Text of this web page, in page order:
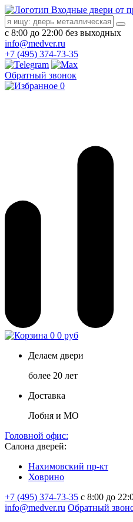
Входные двери от
с 8:00 до 22:00 без выходных
info@medver.ru
+7 (495) 374-73-35
Обратный звонок
0
0 0 руб
Делаем двери
более 20 лет
Доставка
Лобня и МО
Головной офис:
Салона дверей:
Нахимовский пр-кт
Ховрино
+7 (495) 374-73-35 с 8:00 до
info@medver.ru Обратный